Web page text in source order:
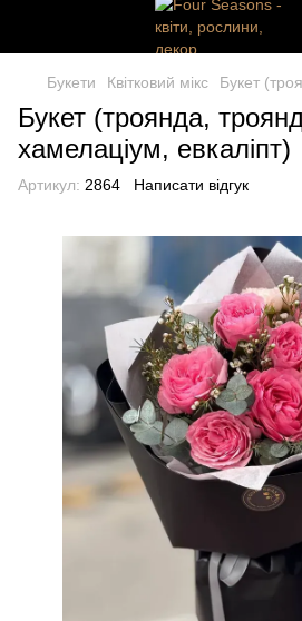
Букети Квітковий мікс Букет
Букет (троянда,
хамелаціум, евкаліпт)
Артикул: 2864 Написати відгук